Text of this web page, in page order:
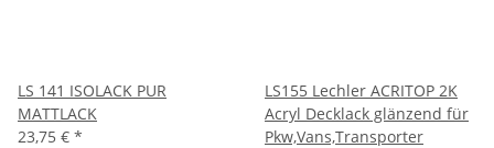
LS 141 ISOLACK PUR
MATTLACK
23,75 € *
LS155 Lechler ACRITOP 2K
Acryl Decklack glänzend für
Pkw,Vans,Transporter